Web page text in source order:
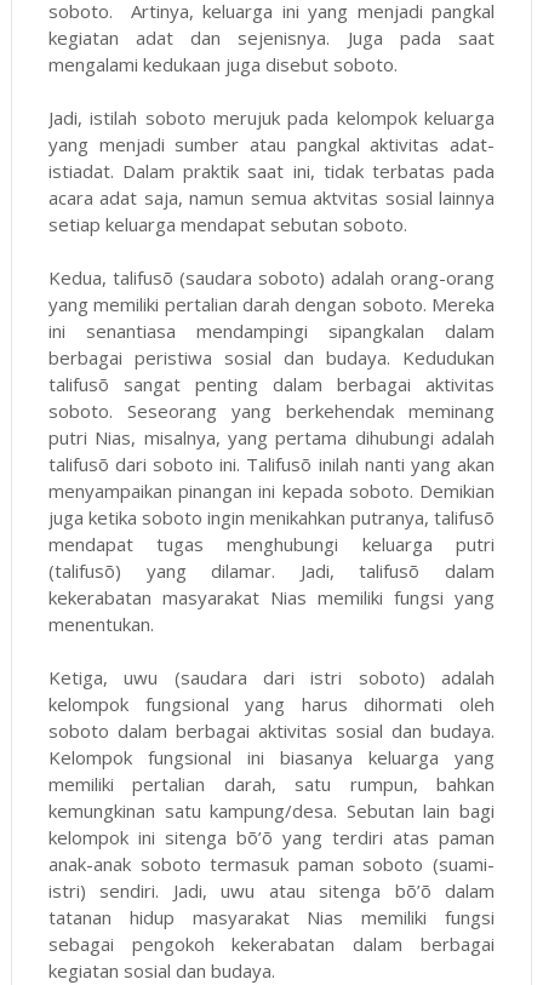
soboto. Artinya, keluarga ini yang menjadi pangkal
kegiatan adat dan sejenisnya. Juga pada saat
mengalami kedukaan juga disebut soboto.
Jadi, istilah soboto merujuk pada kelompok keluarga
yang menjadi sumber atau pangkal aktivitas adat-
istiadat. Dalam praktik saat ini, tidak terbatas pada
acara adat saja, namun semua aktvitas sosial lainnya
setiap keluarga mendapat sebutan soboto.
Kedua, talifusõ (saudara soboto) adalah orang-orang
yang memiliki pertalian darah dengan soboto. Mereka
ini senantiasa mendampingi sipangkalan dalam
berbagai peristiwa sosial dan budaya. Kedudukan
talifusõ sangat penting dalam berbagai aktivitas
soboto. Seseorang yang berkehendak meminang
putri Nias, misalnya, yang pertama dihubungi adalah
talifusõ dari soboto ini. Talifusõ inilah nanti yang akan
menyampaikan pinangan ini kepada soboto. Demikian
juga ketika soboto ingin menikahkan putranya, talifusõ
mendapat tugas menghubungi keluarga putri
(talifusõ) yang dilamar. Jadi, talifusõ dalam
kekerabatan masyarakat Nias memiliki fungsi yang
menentukan.
Ketiga, uwu (saudara dari istri soboto) adalah
kelompok fungsional yang harus dihormati oleh
soboto dalam berbagai aktivitas sosial dan budaya.
Kelompok fungsional ini biasanya keluarga yang
memiliki pertalian darah, satu rumpun, bahkan
kemungkinan satu kampung/desa. Sebutan lain bagi
kelompok ini sitenga bõ’õ yang terdiri atas paman
anak-anak soboto termasuk paman soboto (suami-
istri) sendiri. Jadi, uwu atau sitenga bõ’õ dalam
tatanan hidup masyarakat Nias memiliki fungsi
sebagai pengokoh kekerabatan dalam berbagai
kegiatan sosial dan budaya.